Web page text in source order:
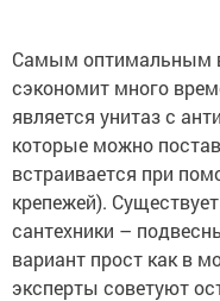
Самым оптимальным
сэкономит много
является унитаз с
которые можно
встраивается при
крепежей).
сантехники –
вариант прост как в
эксперты советуют